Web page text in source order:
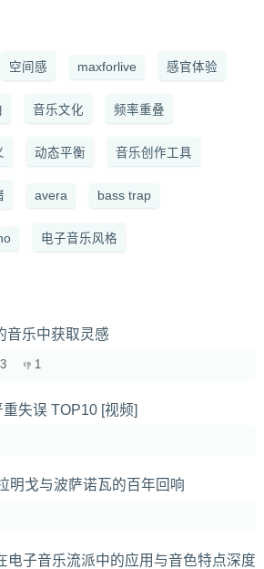
空间感 maxforlive 感官体验
音乐文化 频率重叠
动态平衡 音乐创作工具
avera bass trap
电子音乐风格
音乐中获取灵感
3 1
失误 TOP10 [视频]
明戈与波萨诺瓦的百年回响
电子音乐流派中的应用与音色特点深度